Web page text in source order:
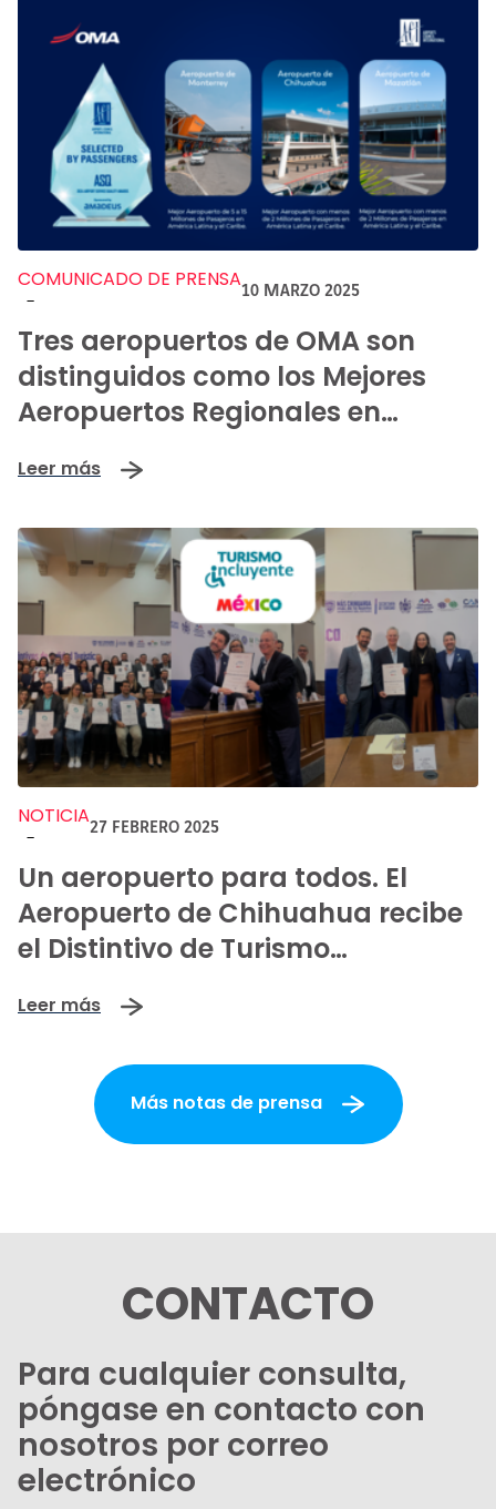
COMUNICADO DE PRENSA
-
10 MARZO 2025
Tres aeropuertos de OMA son
distinguidos como los Mejores
Aeropuertos Regionales en
Leer más
NOTICIA
-
27 FEBRERO 2025
Un aeropuerto para todos. El
Aeropuerto de Chihuahua recibe
el Distintivo de Turismo
Leer más
Más notas de prensa
CONTACTO
Para cualquier consulta,
póngase en contacto con
nosotros por correo
electrónico